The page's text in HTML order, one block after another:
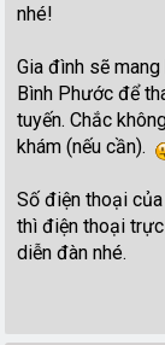
nhé!
Gia đình sẽ
Bình Phước để
tuyến. Chắc
khám (nếu cần).
Số điện thoại
thì điện thoại
diễn đàn nhé.